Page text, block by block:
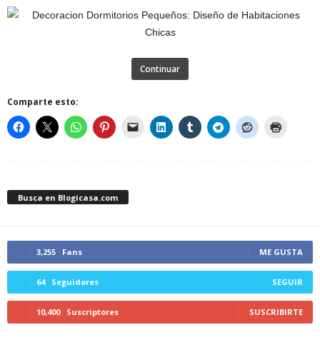
Continuar
Comparte esto:
Busca en Blogicasa.com
3,255 Fans ME GUSTA
64 Seguidores SEGUIR
10,400 Suscriptores SUSCRIBIRTE